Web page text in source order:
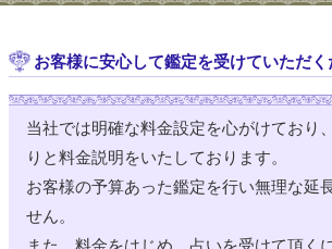
12:00 ～ 21:00
浅草駅前
12:00 ～ 21:00 浅草駅前
18:30 (60分)
お 休 み
浅草駅前
12:00 ～ 21:00
お客様に安心して鑑定を受けていただく
当社では明確な料金設定を心がけており
りと料金説明をいたしております。
お客様の予算あった鑑定を行い無理な延
せん。
また、料金をはじめ、占いを受けて頂く